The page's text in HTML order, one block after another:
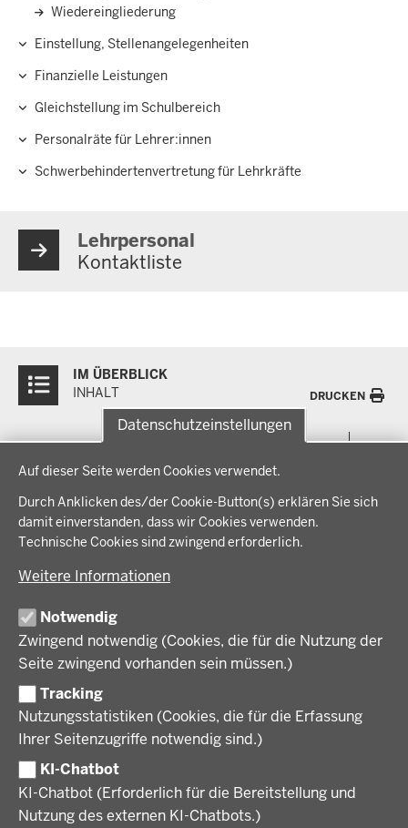
Datenschutzeinstellungen
Auf dieser Seite werden Cookies verwendet.
Durch Anklicken des/der Cookie-Button(s) erklären Sie sich
damit einverstanden, dass wir Cookies verwenden.
Technische Cookies sind zwingend erforderlich.
Weitere Informationen
Notwendig
Zwingend notwendig (Cookies, die für die Nutzung der
Seite zwingend vorhanden sein müssen.)
Tracking
Nutzungsstatistiken (Cookies, die für die Erfassung
Ihrer Seitenzugriffe notwendig sind.)
KI-Chatbot
KI-Chatbot (Erforderlich für die Bereitstellung und
Nutzung des externen KI-Chatbots.)
Wiedereingliederung
Einstellung, Stellenangelegenheiten
Finanzielle Leistungen
Gleichstellung im Schulbereich
Personalräte für Lehrer:innen
Schwerbehindertenvertretung für Lehrkräfte
Lehrpersonal
Kontaktliste
Inhalte
IM ÜBERBLICK
INHALT
DRUCKEN
der
Fußzeile
THEMEN
Bauen, Planen und Verkehr
Bildung, Schule und Sport
Regionalplanung und Regionalrat
Wirtschaft, Kultur und Kommunales
IM FOKUS
Energiewende AG
Zusammenarbeit mit den Niederlanden
BEZIRKSREGIERUNG
Regierungsbezirk Münster
Geschichte und Gegenwart
Behördenleitung
Förderlotsinnen und Förderlotsen
KARRIERE UND AUSBILDUNG
Stellenangebote
Ausbildung
Volljurist:in
Praktikum
Stellenangebote im Schulbereich
VERFAHREN UND BEKANNTMACHUNGEN
Amtsblatt
Verfahrensübersichten
PRESSE
Pressemitteilungen
Podcast
© 2026 Bezirksregierung Münster